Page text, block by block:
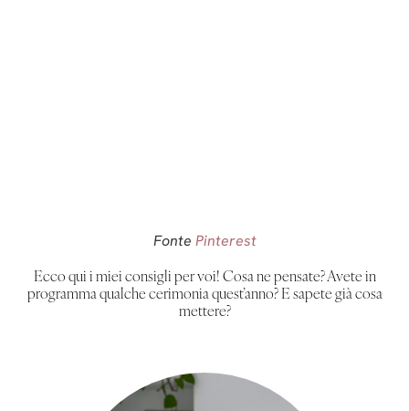
Fonte Pinterest
Ecco qui i miei consigli per voi! Cosa ne pensate? Avete in
programma qualche cerimonia quest’anno? E sapete già cosa
mettere?